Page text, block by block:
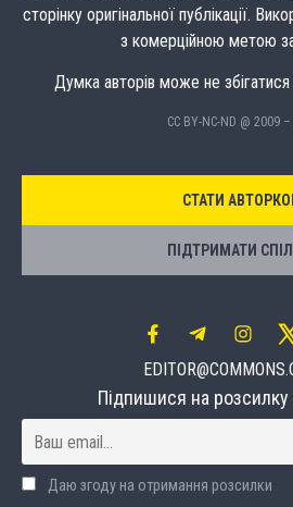
сторінку оригінальної публікації.
з комерційною метою
Думка авторів може не збігатися
CC BY-NC-ND @ 2009
СТАТИ
ПІДТРИМАТИ
Підпишися на розсилку
Даю згоду на отримання розсилки